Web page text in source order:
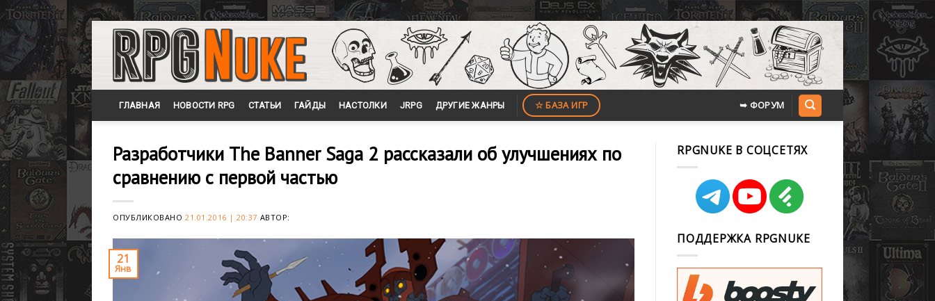
Skip
content
ГЛАВНАЯ НОВОСТИ RPG СТАТЬИ ГАЙДЫ НАСТОЛКИ JRPG ДРУГИЕ ЖАНРЫ ☆ БАЗА ИГР ➥ ФОРУМ
Разработчики The Banner Saga 2 рассказали об улучшениях по
сравнению с первой частью
ОПУБЛИКОВАНО21.01.2016 | 20:37 АВТОР:
21
Янв
RPGNUKE В СОЦСЕТЯХ
ПОДДЕРЖКА RPGNUKE